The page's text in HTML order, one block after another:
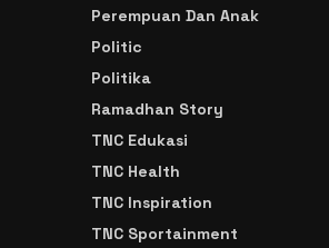
Perempuan Dan Anak
Politic
Politika
Ramadhan Story
TNC Edukasi
TNC Health
TNC Inspiration
TNC Sportainment